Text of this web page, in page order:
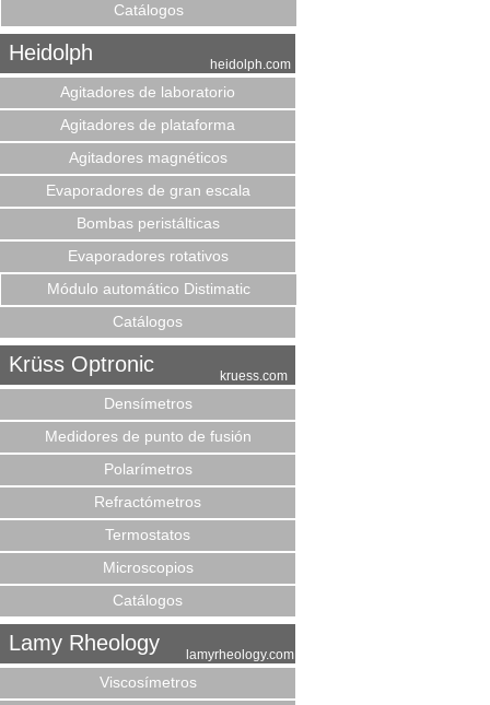
Catálogos
Heidolph heidolph.com
Agitadores de laboratorio
Agitadores de plataforma
Agitadores magnéticos
Evaporadores de gran escala
Bombas peristálticas
Evaporadores rotativos
Módulo automático Distimatic
Catálogos
Krüss Optronic kruess.com
Densímetros
Medidores de punto de fusión
Polarímetros
Refractómetros
Termostatos
Microscopios
Catálogos
Lamy Rheology lamyrheology.com
Viscosímetros